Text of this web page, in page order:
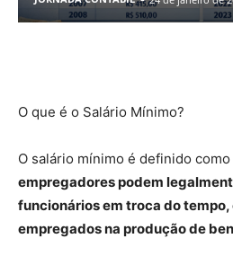
O que é o Salário Mínimo?
O salário mínimo é definido como
empregadores podem
funcionários em troca do
empregados na produção de